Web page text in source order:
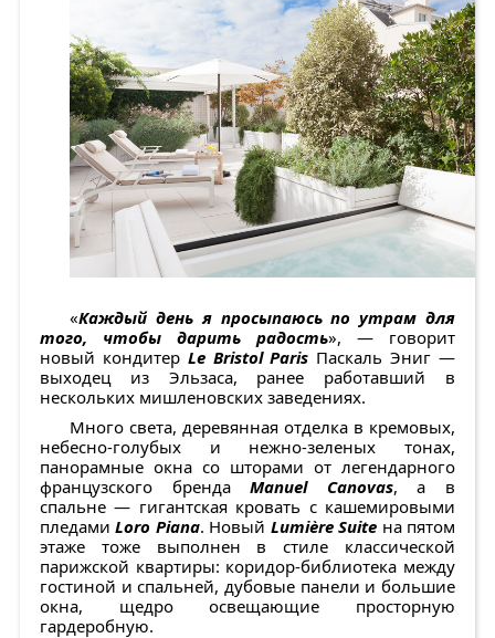
«Каждый день я просыпаюсь по утрам для
того, чтобы дарить радость», — говорит
новый кондитер Le Bristol Paris Паскаль Эниг —
выходец из Эльзаса, ранее работавший в
нескольких мишленовских заведениях.
Много света, деревянная отделка в кремовых,
небесно-голубых и нежно-зеленых тонах,
панорамные окна со шторами от легендарного
французского брендаManuel Canovas, а в
спальне — гигантская кровать с кашемировыми
пледамиLoro Piana. Новый Lumière Suite на пятом
этаже тоже выполнен в стиле классической
парижской квартиры: коридор-библиотека между
гостиной и спальней, дубовые панели и большие
окна, щедро освещающие просторную
гардеробную.